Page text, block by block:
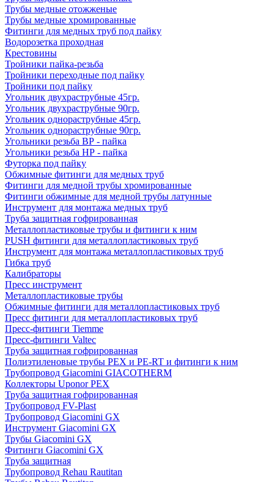
Трубы медные отожженые
Трубы медные хромированные
Фитинги для медных труб под пайку
Водорозетка проходная
Крестовины
Тройники пайка-резьба
Тройники переходные под пайку
Тройники под пайку
Угольник двухраструбные 45гр.
Угольник двухраструбные 90гр.
Угольник однораструбные 45гр.
Угольник однораструбные 90гр.
Угольники резьба ВР - пайка
Угольники резьба НР - пайка
Футорка под пайку
Обжимные фитинги для медных труб
Фитинги для медной трубы хромированные
Фитинги обжимные для медной трубы латунные
Инструмент для монтажа медных труб
Труба защитная гофрированная
Металлопластиковые трубы и фитинги к ним
PUSH фитинги для металлопластиковых труб
Инструмент для монтажа металлопластиковых труб
Гибка труб
Калибраторы
Пресс инструмент
Металлопластиковые трубы
Обжимные фитинги для металлопластиковых труб
Пресс фитинги для металлопластиковых труб
Пресс-фитинги Tiemme
Пресс-фитинги Valtec
Труба защитная гофрированная
Полиэтиленовые трубы PEX и PE-RT и фитинги к ним
Трубопровод Giacomini GIACOTHERM
Коллекторы Uponor PEX
Труба защитная гофрированная
Трубопровод FV-Plast
Трубопровод Giacomini GX
Инструмент Giacomini GX
Трубы Giacomini GX
Фитинги Giacomini GX
Труба защитная
Трубопровод Rehau Rautitan